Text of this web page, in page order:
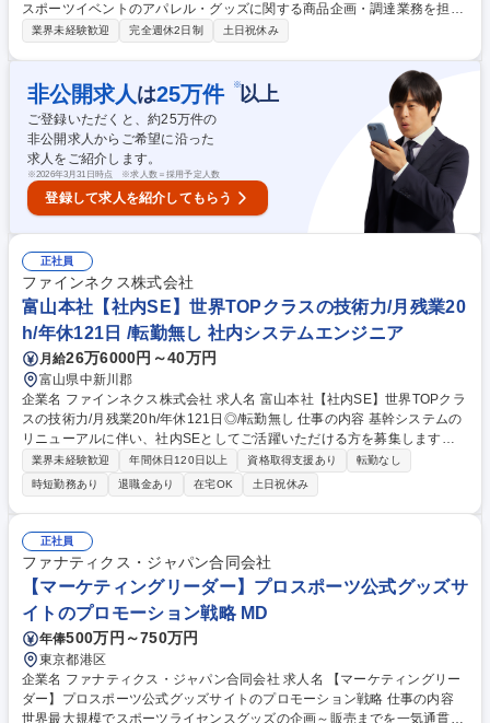
スポーツイベントのアパレル・グッズに関する商品企画・調達業務を担
当。売上データ分析から販売予測、MDプラン立案まで幅広く経験できま
の分析・販売予測をもとにしたPDCAの実行、チームやイベントに応じた
MD（商品投入）プランの立案、在庫・納品の管理など販売までの全体管
理、新たなカテゴリやチーム商材など新規取扱商品の開拓を行います。
【業務内容の変更範囲】当社の指定する業務 募集職種 【MD・商品企画】
Jリーグ/プロスポーツ/フレックス制/裁量大
業界未経験歓迎 完全週休2日制 土日祝休み
非公開求人 は25万件 ※以上
ご登録いただくと、約25万件の
非公開求人からご希望に沿った
求人をご紹介します。
※2026年3月31日時点 ※求人数＝採用予定人数
登録して求人を紹介してもらう
正社員
ファインネクス株式会社
富山本社【社内SE】世界TOPクラスの技術力/月残業20
h/年休121日 /転勤無し 社内システムエンジニア
月給26万6000円～40万円
富山県中新川郡
企業名 ファインネクス株式会社 求人名 富山本社【社内SE】世界TOPクラ
スの技術力/月残業20h/年休121日◎/転勤無し 仕事の内容 基幹システムの
リニューアルに伴い、社内SEとしてご活躍いただける方を募集します。
大手企業の安定した基盤のもと、自社内で腰を据えて働きながら、ワーク
ライフバランスの改善とスキル向上の両立が可能な環境です 【具体的に
は】・社内システムの開発、運用管理、ネットワーク管理 ・製造部門との
連携による業務改善（現場対応あり）・各部門の課題に応じたシステム企
画・改善提案・外部ベンダーとの調整・折衝業務 【魅力】 自社内SEとし
て上流から関われるため、無理のない働き方が可能。安定した経営基盤と
整った労務環境のもと、長期的に安心してキャリアを築けます。 募集職種
富山本社【社内SE】世界TOPクラスの技術力/月残業20h/年休121日◎/転
勤無し
業界未経験歓迎 年間休日120日以上 資格取得支援あり
転勤なし
時短勤務あり
退職金あり 在宅OK 土日祝休み
正社員
ファナティクス・ジャパン合同会社
【マーケティングリーダー】プロスポーツ公式グッズサ
イトのプロモーション戦略 MD
年俸500万円～750万円
東京都港区
企業名 ファナティクス・ジャパン合同会社 求人名 【マーケティングリー
ダー】プロスポーツ公式グッズサイトのプロモーション戦略 仕事の内容
世界最大規模でスポーツライセンスグッズの企画～販売までを一気通貫で